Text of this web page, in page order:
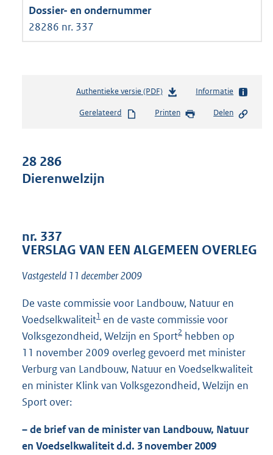
28286 nr. 337
Authentieke versie (PDF)b
s
t
t
3
K
b
Informatie
Gerelateerd Printen Delen
28 286
Dierenwelzijn
nr. 337
VERSLAG VAN EEN ALGEMEEN OVERLEG
Vastgesteld 11 december 2009
De vaste commissie voor Landbouw, Natuur en
Voedselkwaliteit1 en de vaste commissie voor
Volksgezondheid, Welzijn en Sport2 hebben op
11 november 2009 overleg gevoerd met minister
Verburg van Landbouw, Natuur en Voedselkwaliteit
en minister Klink van Volksgezondheid, Welzijn en
Sport over:
– de brief van de minister van Landbouw, Natuur
en Voedselkwaliteit d.d. 3 november 2009